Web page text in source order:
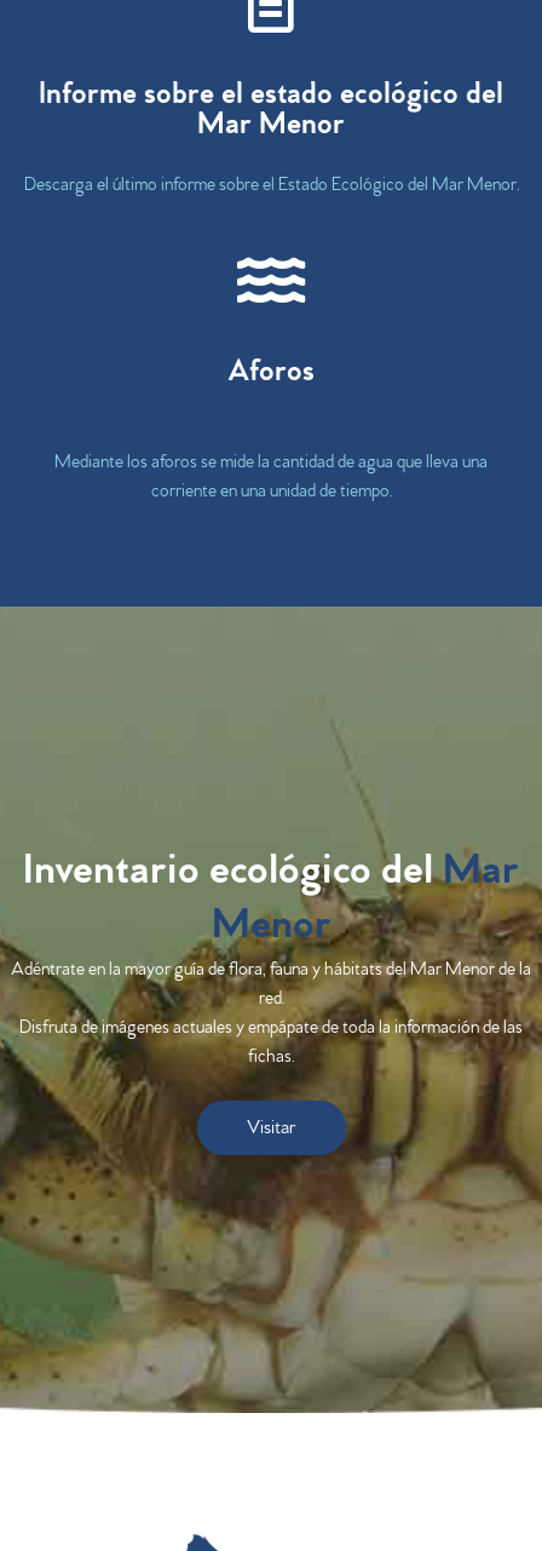
Informe sobre el estado ecológico del
Mar Menor
Descarga el último informe sobre el Estado Ecológico del Mar Menor.
Aforos
Mediante los aforos se mide la cantidad de agua que lleva una
corriente en una unidad de tiempo.
Inventario ecológico delMar
Menor
Adéntrate en la mayor guía de flora, fauna y hábitats del Mar Menor de la
red.
Disfruta de imágenes actuales y empápate de toda la información de las
fichas.
Visitar